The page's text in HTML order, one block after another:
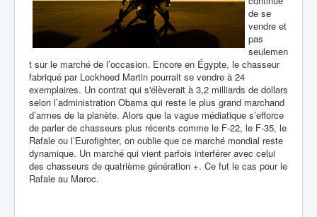
de se
vendre et
pas
seulemen
t sur le marché de l’occasion. Encore en Égypte, le chasseur
fabriqué par Lockheed Martin pourrait se vendre à 24
exemplaires. Un contrat qui s'élèverait à 3,2 milliards de dollars
selon l’administration Obama qui reste le plus grand marchand
d’armes de la planète. Alors que la vague médiatique s’efforce
de parler de chasseurs plus récents comme le F-22, le F-35, le
Rafale ou l’Eurofighter, on oublie que ce marché mondial reste
dynamique. Un marché qui vient parfois interférer avec celui
des chasseurs de quatrième génération +. Ce fut le cas pour le
Rafale au Maroc.